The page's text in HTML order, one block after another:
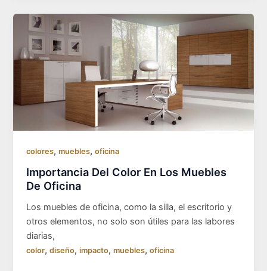
colores,muebles,oficina
Importancia Del Color En Los Muebles
De Oficina
Los muebles de oficina, como la silla, el escritorio y
otros elementos, no solo son útiles para las labores
diarias,
color,diseño,impacto,muebles,oficina